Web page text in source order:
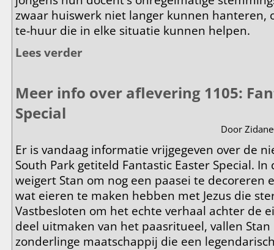
zwaar huiswerk niet langer kunnen hanteren,
te-huur die in elke situatie kunnen helpen.
Lees verder
Meer info over aflevering 1105:
Special
Door
Er is vandaag informatie vrijgegeven over de
South Park getiteld Fantastic Easter Special.
weigert Stan om nog een paasei te decoreren
wat eieren te maken hebben met Jezus die
Vastbesloten om het echte verhaal achter de
deel uitmaken van het paasritueel, vallen Stan
zonderlinge maatschappij die een